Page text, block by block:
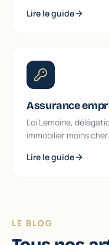
Lire le guide
Assurance
Loi Lemoine,
immobilier moins cher.
Lire le guide
LE BLOG